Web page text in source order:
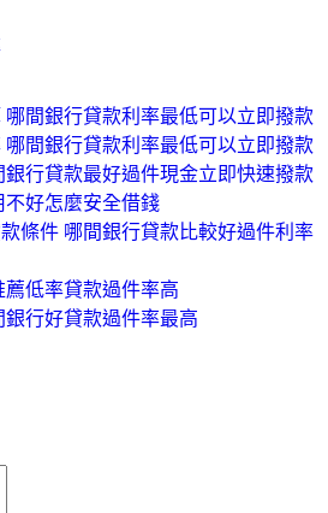
間銀行貸款利率最低可以立即撥款
間銀行貸款利率最低可以立即撥款
行貸款最好過件現金立即快速撥款
好怎麼安全借錢
條件 哪間銀行貸款比較好過件利率
低率貸款過件率高
行好貸款過件率最高